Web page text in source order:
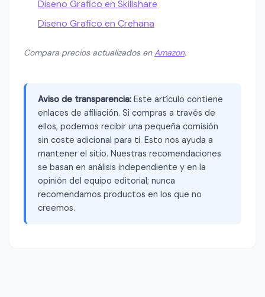
Diseno Grafico en Skillshare
Diseno Grafico en Crehana
Compara precios actualizados enAmazon.
Aviso de transparencia: Este artículo contiene
enlaces de afiliación. Si compras a través de
ellos, podemos recibir una pequeña comisión
sin coste adicional para ti. Esto nos ayuda a
mantener el sitio. Nuestras recomendaciones
se basan en análisis independiente y en la
opinión del equipo editorial; nunca
recomendamos productos en los que no
creemos.